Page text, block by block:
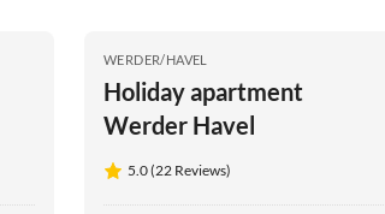
WERDER/HAVEL
Holiday apartment
Werder Havel
5.0 (22 Reviews)